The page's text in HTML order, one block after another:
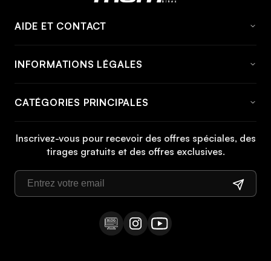
AIDE ET CONTACT
Informations de retour
Manuels
INFORMATIONS LÉGALES
Politique de cookies
Politique de confidentialité
Droit de rétractation
CATÉGORIES PRINCIPALES
Vélo VTT
Vélo de ville
Vélo pliant
Inscrivez-vous pour recevoir des offres spéciales, des
tirages gratuits et des offres exclusives.